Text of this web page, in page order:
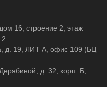
16, строение 2, этаж
д. 19, ЛИТ А, офис 109 (БЦ
д. 32, корп. Б,